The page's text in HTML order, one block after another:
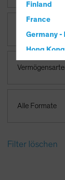
Finland
France
Germany -
Hong
Hungary
Japan - 日本
Thema
Alle Formate
Filter löschen